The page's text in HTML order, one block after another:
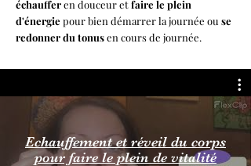
échaufferen douceur etfaire le plein
d'énergie pour bien démarrer la journée ou se
redonner du tonusen cours de journée.
Echauffement et réveil du corps
pour faire le plein de vitalité